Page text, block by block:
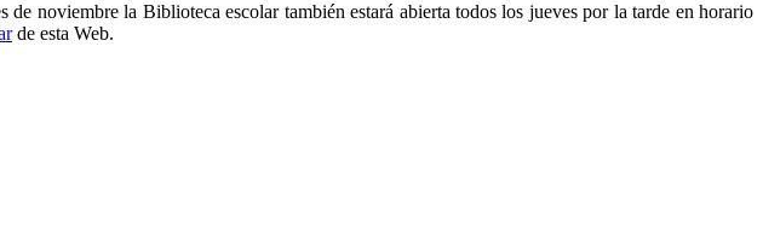
noviembre la Biblioteca escolar también estará abierta todos los jueves por la tarde en horario
de esta Web.